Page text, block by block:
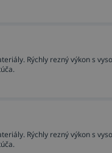
Rýchly rezný výkon s
Rýchly rezný výkon s